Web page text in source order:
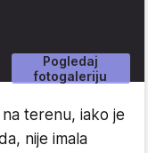
Pogledaj
fotogaleriju
terenu, iako je
nije imala